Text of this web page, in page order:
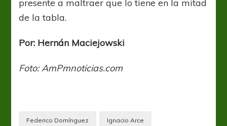
presente a maltraer que lo tiene en la mitad
de la tabla.
Por: Hernán Maciejowski
Foto: AmPmnoticias.com
Federico Domínguez Ignacio Arce